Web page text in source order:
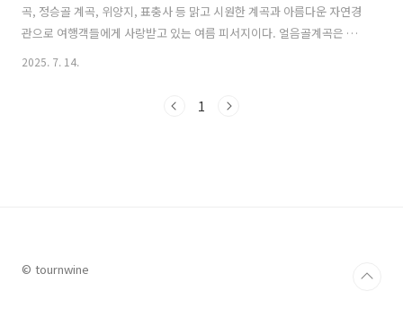
곡, 정승골 계곡, 위양지, 표충사 등 맑고 시원한 계곡과 아름다운 자연경
관으로 여행객들에게 사랑받고 있는 여름 피서지이다. 얼음골계곡은 천
연기념물로 지정된 신비로운 계곡으로 한여름에도 얼음이 얼 정도로 차
져 물놀이와 산림욕을 동시에 즐기기 좋은 곳이다. 이번 글에서는 경상남
2025. 7. 14.
1
© tournwine